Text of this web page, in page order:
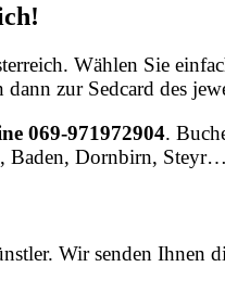
Wählen Sie
dann zur Sedcard des
069-971972904.
Baden, Dornbirn, Steyr…
Wir senden